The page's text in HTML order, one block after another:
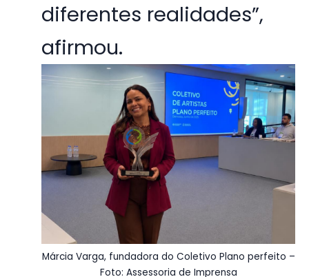
diferentes realidades”,
afirmou.
Márcia Varga, fundadora do Coletivo Plano perfeito –
Foto: Assessoria de Imprensa